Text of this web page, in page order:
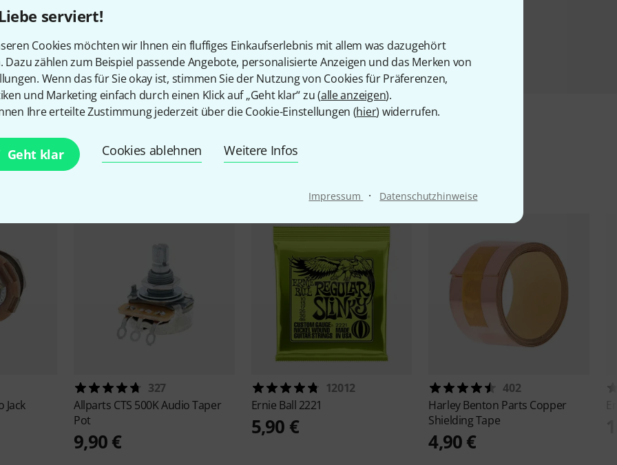
serviert!
Cookies möchten wir Ihnen ein fluffiges Einkaufserlebnis mit allem was dazugehört
Dazu zählen zum Beispiel passende Angebote, personalisierte Anzeigen und das Merken von
Wenn das für Sie okay ist, stimmen Sie der Nutzung von Cookies für Präferenzen,
und Marketing einfach durch einen Klick auf „Geht klar“ zu (alle anzeigen).
Ihre erteilte Zustimmung jederzeit über die Cookie-Einstellungen (hier) widerrufen.
Geht klar Cookies ablehnen Weitere Infos
Impressum · Datenschutzhinweise
Vergleichen
& passende Artikel
Jack
327
Allparts CTS 500K Audio Taper
Pot
9,90 €
12012
Ernie Ball 2221
5,90 €
402
Harley Benton Parts Copper
Shielding Tape
4,90 €